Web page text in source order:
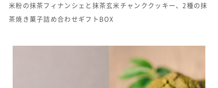
米粉の抹茶フィナンシェと抹茶玄米チャンククッキー、2種の抹
茶焼き菓子詰め合わせギフトBOX